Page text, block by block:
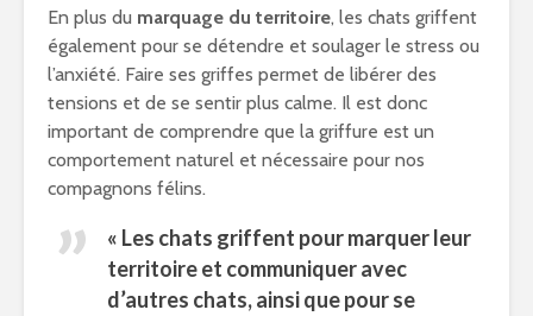
En plus du marquage du territoire, les chats griffent
également pour se détendre et soulager le stress ou
l’anxiété. Faire ses griffes permet de libérer des
tensions et de se sentir plus calme. Il est donc
important de comprendre que la griffure est un
comportement naturel et nécessaire pour nos
compagnons félins.
« Les chats griffent pour marquer leur
territoire et communiquer avec
d’autres chats, ainsi que pour se